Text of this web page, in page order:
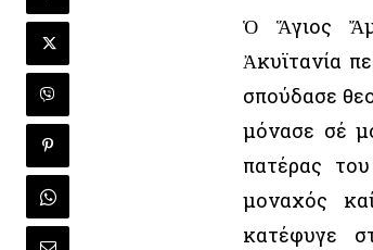
Ὁ Ἅγιος
Ἀκυϊτανία
σπούδασε
μόνασε σέ
πατέρας
μοναχός
κατέφυγε